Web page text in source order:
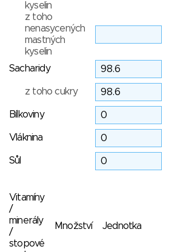
kyselin
z toho
nenasycených
mastných
kyselin
Sacharidy
z toho cukry
Bílkoviny
Vláknina
Sůl
Vitamíny
/
minerály
/
stopové
Množství Jednotka